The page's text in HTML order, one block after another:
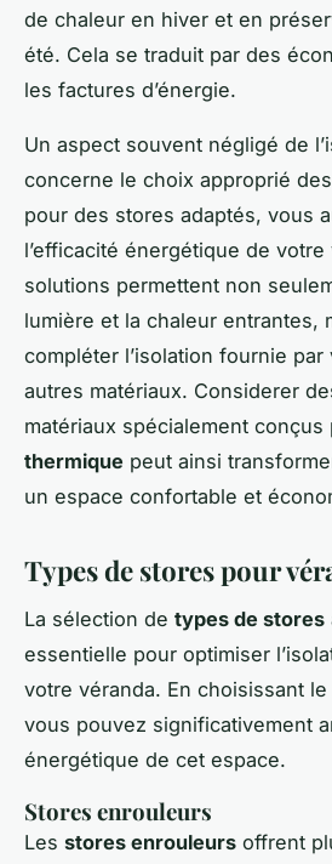
de chaleur en hiver et en
été. Cela se traduit par des
les factures d’énergie.
Un aspect souvent négligé de
concerne le choix approprié des
pour des stores adaptés, vous
l’efficacité énergétique de votre
solutions permettent non
lumière et la chaleur entrantes,
compléter l’isolation fournie
autres matériaux. Considerer
matériaux spécialement conçus
thermique peut ainsi
un espace confortable et
Types de stores pour
La sélection de types de stores
essentielle pour optimiser
votre véranda. En choisissant
vous pouvez significativement
énergétique de cet espace.
Stores enrouleurs
Les stores enrouleurs offrent